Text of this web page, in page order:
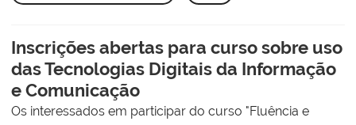
Inscrições abertas para curso sobre uso
das Tecnologias Digitais da Informação
e Comunicação
Os interessados em participar do curso "Fluência e